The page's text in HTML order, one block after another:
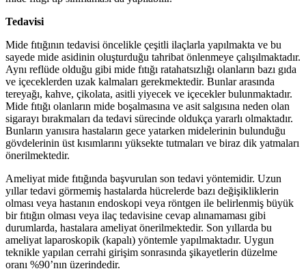
Tedavisi
Mide fıtığının tedavisi öncelikle çeşitli ilaçlarla yapılmakta ve bu
sayede mide asidinin oluşturduğu tahribat önlenmeye çalışılmaktadır.
Aynı reflüde olduğu gibi mide fıtığı ratahatsızlığı olanların bazı gıda
ve içeceklerden uzak kalmaları gerekmektedir. Bunlar arasında
tereyağı, kahve, çikolata, asitli yiyecek ve içecekler bulunmaktadır.
Mide fıtığı olanların mide boşalmasına ve asit salgısına neden olan
sigarayı bırakmaları da tedavi sürecinde oldukça yararlı olmaktadır.
Bunların yanısıra hastaların gece yatarken midelerinin bulunduğu
gövdelerinin üst kısımlarını yüksekte tutmaları ve biraz dik yatmaları
önerilmektedir.
Ameliyat mide fıtığında başvurulan son tedavi yöntemidir. Uzun
yıllar tedavi görmemiş hastalarda hücrelerde bazı değişikliklerin
olması veya hastanın endoskopi veya röntgen ile belirlenmiş büyük
bir fıtığın olması veya ilaç tedavisine cevap alınamaması gibi
durumlarda, hastalara ameliyat önerilmektedir. Son yıllarda bu
ameliyat laparoskopik (kapalı) yöntemle yapılmaktadır. Uygun
teknikle yapılan cerrahi girişim sonrasında şikayetlerin düzelme
oranı %90’nın üzerindedir.